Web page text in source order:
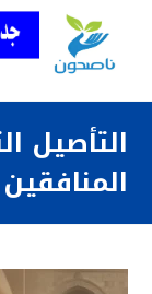
التأصيل
المنافقين